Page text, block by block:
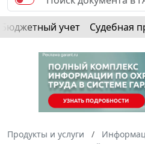
Бюджетный учет Судебная
Продукты и услуги